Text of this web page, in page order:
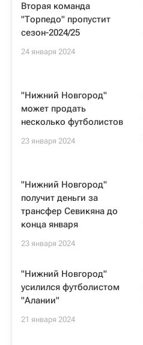
Вторая команда
"Торпедо" пропустит
сезон-2024/25
24 января 2024
"Нижний Новгород"
может продать
несколько футболистов
23 января 2024
"Нижний Новгород"
получит деньги за
трансфер Севикяна до
конца января
23 января 2024
"Нижний Новгород"
усилился футболистом
"Алании"
21 января 2024